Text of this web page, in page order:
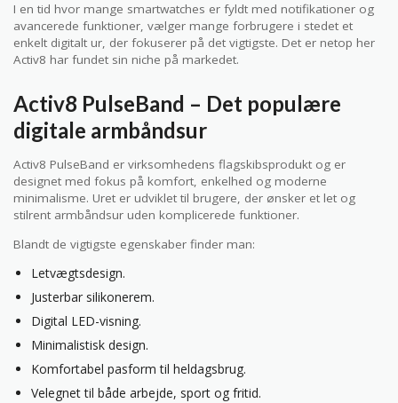
I en tid hvor mange smartwatches er fyldt med notifikationer og
avancerede funktioner, vælger mange forbrugere i stedet et
enkelt digitalt ur, der fokuserer på det vigtigste. Det er netop her
Activ8 har fundet sin niche på markedet.
Activ8 PulseBand – Det populære
digitale armbåndsur
Activ8 PulseBand er virksomhedens flagskibsprodukt og er
designet med fokus på komfort, enkelhed og moderne
minimalisme. Uret er udviklet til brugere, der ønsker et let og
stilrent armbåndsur uden komplicerede funktioner.
Blandt de vigtigste egenskaber finder man:
Letvægtsdesign.
Justerbar silikonerem.
Digital LED-visning.
Minimalistisk design.
Komfortabel pasform til heldagsbrug.
Velegnet til både arbejde, sport og fritid.